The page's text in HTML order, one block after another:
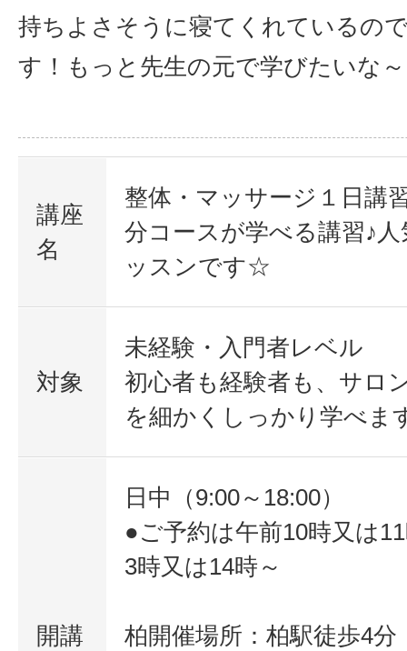
持ちよさそうに寝てくれているの
す！もっと先生の元で学びたいな～
講座
名
整体・マッサージ１日講
分コースが学べる講習♪
ッスンです☆
対象
未経験・入門者レベル
初心者も経験者も、サロ
を細かくしっかり学べま
開講
日中（9:00～18:00）
●ご予約は午前10時又は
3時又は14時～
柏開催場所：柏駅徒歩4分